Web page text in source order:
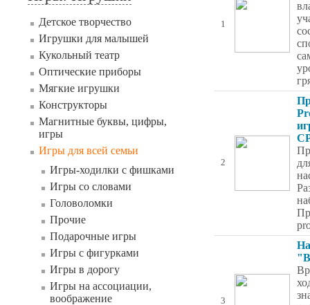
Детское творчество
Игрушки для малышей
Кукольный театр
Оптические приборы
Мягкие игрушки
Конструкторы
Магнитные буквы, цифры,
игры
Игры для всей семьи
Игры-ходилки с фишками
Игры со словами
Головоломки
Прочие
Подарочные игры
Игры с фигурками
Игры в дорогу
Игры на ассоциации,
воображение
1
2
3